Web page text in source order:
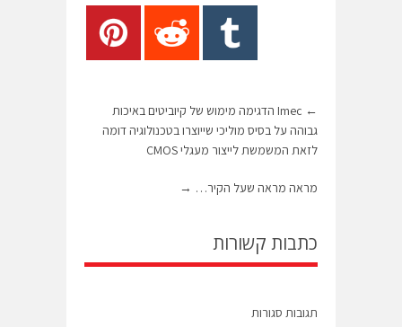
←
Imec הדגימה מימוש של קיוביטים באיכות
גבוהה על בסיס מוליכי שייוצרו בטכנולוגיה דומה
לזאת המשמשת לייצור מעגלי CMOS
מראה מראה שעל הקיר… →
כתבות קשורות
תגובות סגורות